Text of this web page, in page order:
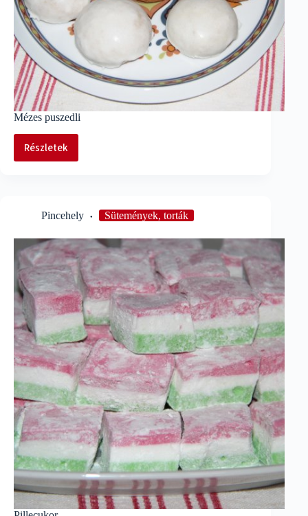
Mézes puszedli
Részletek
Mézes
Pincehely Sütemények, torták